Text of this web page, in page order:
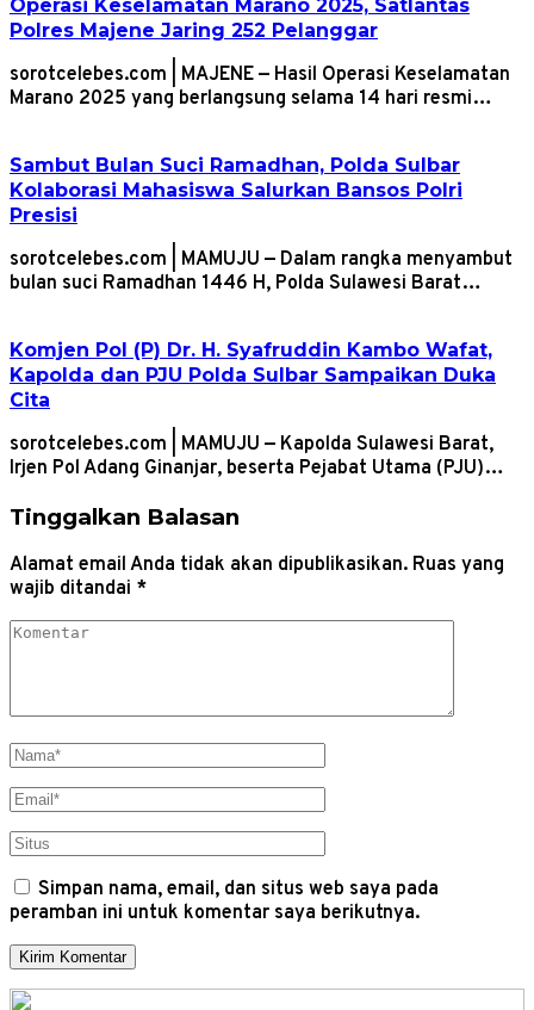
Operasi Keselamatan Marano 2025, Satlantas
Polres Majene Jaring 252 Pelanggar
sorotcelebes.com | MAJENE — Hasil Operasi Keselamatan
Marano 2025 yang berlangsung selama 14 hari resmi…
Sambut Bulan Suci Ramadhan, Polda Sulbar
Kolaborasi Mahasiswa Salurkan Bansos Polri
Presisi
sorotcelebes.com | MAMUJU — Dalam rangka menyambut
bulan suci Ramadhan 1446 H, Polda Sulawesi Barat…
Komjen Pol (P) Dr. H. Syafruddin Kambo Wafat,
Kapolda dan PJU Polda Sulbar Sampaikan Duka
Cita
sorotcelebes.com | MAMUJU — Kapolda Sulawesi Barat,
Irjen Pol Adang Ginanjar, beserta Pejabat Utama (PJU)…
Tinggalkan Balasan
Alamat email Anda tidak akan dipublikasikan. Ruas yang
wajib ditandai *
Simpan nama, email, dan situs web saya pada
peramban ini untuk komentar saya berikutnya.